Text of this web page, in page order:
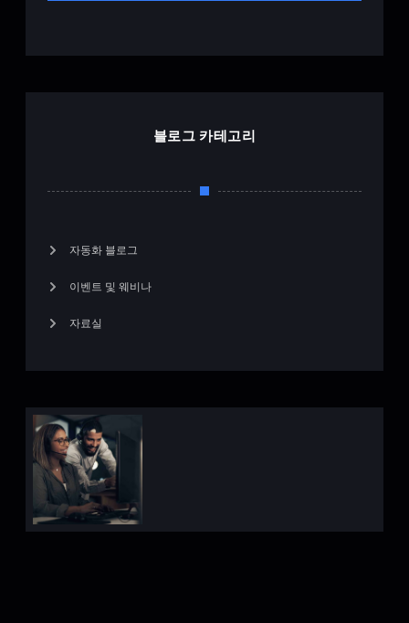
블로그 카테고리
자동화 블로그
이벤트 및 웨비나
자료실